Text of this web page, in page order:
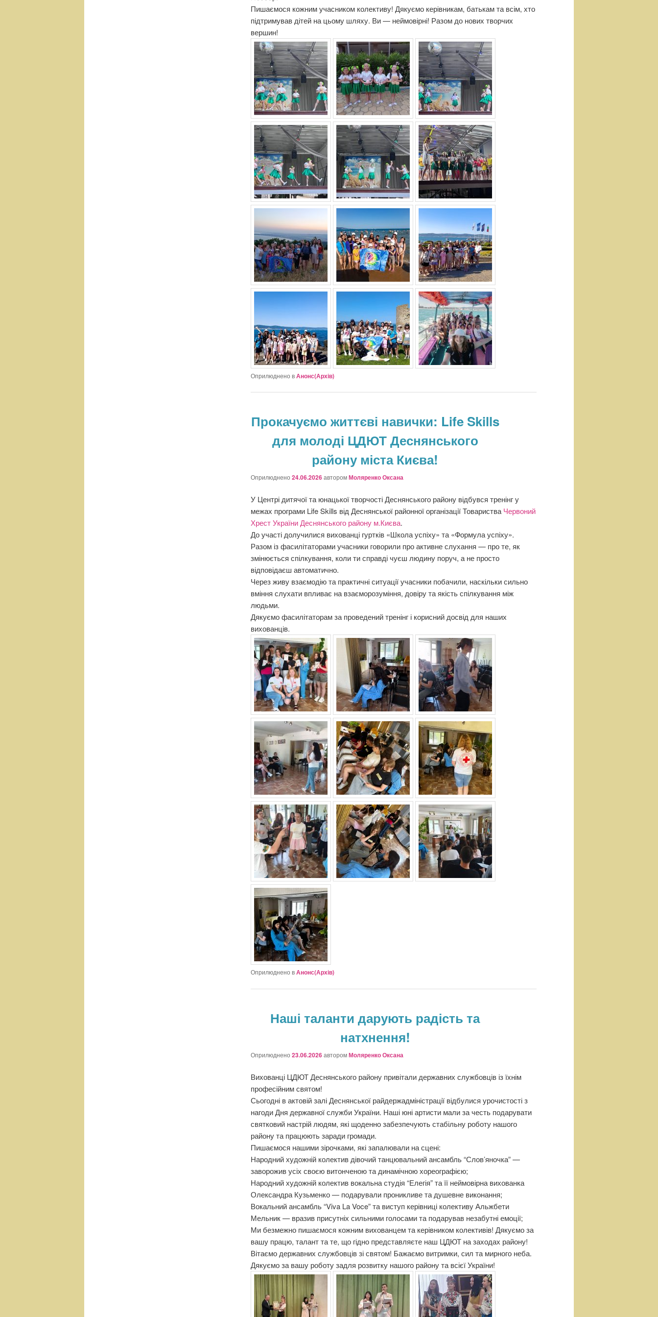
Пишаємося кожним учасником колективу! Дякуємо керівникам, батькам та всім, хто
підтримував дітей на цьому шляху. Ви — неймовірні! Разом до нових творчих
вершин!
Оприлюднено вАнонс(Архів)
Прокачуємо життєві навички: Life Skills
для молоді ЦДЮТ Деснянського
району міста Києва!
Оприлюднено 24.06.2026авторомМоляренко Оксана
У Центрі дитячої та юнацької творчості Деснянського району відбувся тренінг у
межах програми Life Skills від Деснянської районної організації ТоваристваЧервоний
Хрест України Деснянського району м.Києва.
До участі долучилися вихованці гуртків «Школа успіху» та «Формула успіху».
Разом із фасилітаторами учасники говорили про активне слухання — про те, як
змінюється спілкування, коли ти справді чуєш людину поруч, а не просто
відповідаєш автоматично.
Через живу взаємодію та практичні ситуації учасники побачили, наскільки сильно
вміння слухати впливає на взаєморозуміння, довіру та якість спілкування між
людьми.
Дякуємо фасилітаторам за проведений тренінг і корисний досвід для наших
вихованців.
Оприлюднено вАнонс(Архів)
Наші таланти дарують радість та
натхнення!
Оприлюднено 23.06.2026авторомМоляренко Оксана
Вихованці ЦДЮТ Деснянського району привітали державних службовців із їхнім
професійним святом!
Сьогодні в актовій залі Деснянської райдержадміністрації відбулися урочистості з
нагоди Дня державної служби України. Наші юні артисти мали за честь подарувати
святковий настрій людям, які щоденно забезпечують стабільну роботу нашого
району та працюють заради громади.
Пишаємося нашими зірочками, які запалювали на сцені:
Народний художній колектив дівочий танцювальний ансамбль “Слов’яночка” —
заворожив усіх своєю витонченою та динамічною хореографією;
Народний художній колектив вокальна студія “Елегія” та її неймовірна вихованка
Олександра Кузьменко — подарували проникливе та душевне виконання;
Вокальний ансамбль “Viva La Voce” та виступ керівниці колективу Альжбети
Мельник — вразив присутніх сильними голосами та подарував незабутні емоції;
Ми безмежно пишаємося кожним вихованцем та керівником колективів! Дякуємо за
вашу працю, талант та те, що гідно представляєте наш ЦДЮТ на заходах району!
Вітаємо державних службовців зі святом! Бажаємо витримки, сил та мирного неба.
Дякуємо за вашу роботу задля розвитку нашого району та всієї України!